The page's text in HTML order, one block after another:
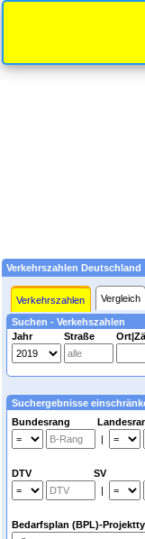
Verkehrszahlen Deutschland
Verkehrszahlen Vergleich
Suchen - Verkehszahlen
Jahr
Straße
Suchergebnisse
Bundesrang
|
DTV SV
|
Bedarfsplan (BPL)-